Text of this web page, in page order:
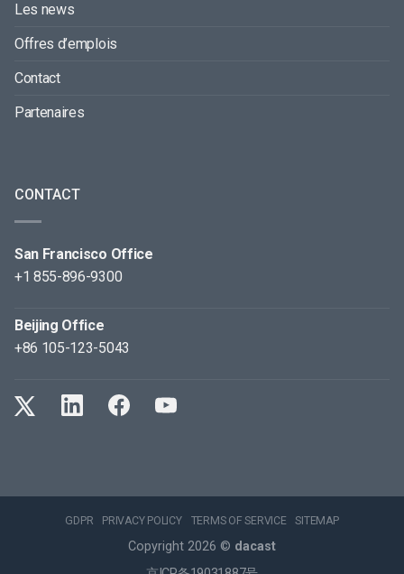
Les news
Offres d’emplois
Contact
Partenaires
CONTACT
San Francisco Office
+1 855-896-9300
Beijing Office
+86 105-123-5043
GDPR PRIVACY POLICY TERMS OF SERVICE SITEMAP
Copyright 2026 © dacast